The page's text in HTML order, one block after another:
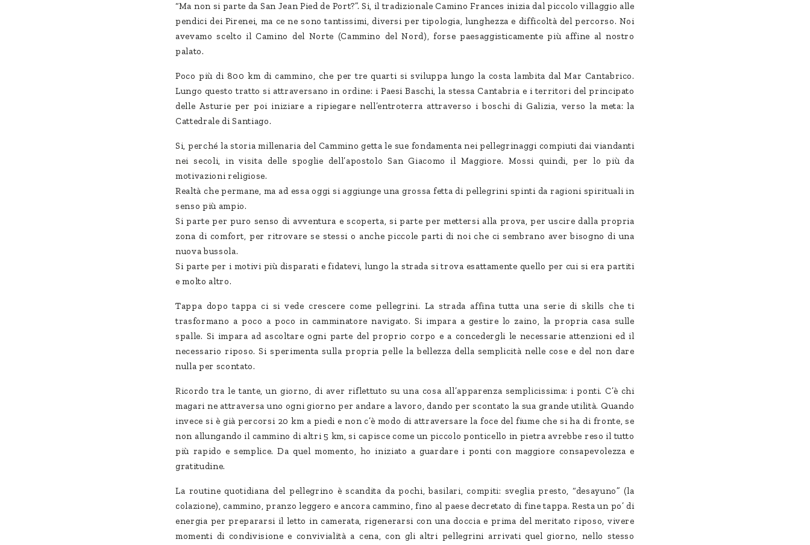
“Ma non si parte da San Jean Pied de Port?”. Si, il tradizionale Camino Frances inizia dal piccolo villaggio alle
pendici dei Pirenei, ma ce ne sono tantissimi, diversi per tipologia, lunghezza e difficoltà del percorso. Noi
avevamo scelto il Camino del Norte (Cammino del Nord), forse paesaggisticamente più affine al nostro
palato.
Poco più di 800 km di cammino, che per tre quarti si sviluppa lungo la costa lambita dal Mar Cantabrico.
Lungo questo tratto si attraversano in ordine: i Paesi Baschi, la stessa Cantabria e i territori del principato
delle Asturie per poi iniziare a ripiegare nell’entroterra attraverso i boschi di Galizia, verso la meta: la
Cattedrale di Santiago.
Si, perché la storia millenaria del Cammino getta le sue fondamenta nei pellegrinaggi compiuti dai viandanti
nei secoli, in visita delle spoglie dell’apostolo San Giacomo il Maggiore. Mossi quindi, per lo più da
motivazioni religiose.
Realtà che permane, ma ad essa oggi si aggiunge una grossa fetta di pellegrini spinti da ragioni spirituali in
senso più ampio.
Si parte per puro senso di avventura e scoperta, si parte per mettersi alla prova, per uscire dalla propria
zona di comfort, per ritrovare se stessi o anche piccole parti di noi che ci sembrano aver bisogno di una
nuova bussola.
Si parte per i motivi più disparati e fidatevi, lungo la strada si trova esattamente quello per cui si era partiti
e molto altro.
Tappa dopo tappa ci si vede crescere come pellegrini. La strada affina tutta una serie di skills che ti
trasformano a poco a poco in camminatore navigato. Si impara a gestire lo zaino, la propria casa sulle
spalle. Si impara ad ascoltare ogni parte del proprio corpo e a concedergli le necessarie attenzioni ed il
necessario riposo. Si sperimenta sulla propria pelle la bellezza della semplicità nelle cose e del non dare
nulla per scontato.
Ricordo tra le tante, un giorno, di aver riflettuto su una cosa all’apparenza semplicissima: i ponti. C’è chi
magari ne attraversa uno ogni giorno per andare a lavoro, dando per scontato la sua grande utilità. Quando
invece si è già percorsi 20 km a piedi e non c’è modo di attraversare la foce del fiume che si ha di fronte, se
non allungando il cammino di altri 5 km, si capisce come un piccolo ponticello in pietra avrebbe reso il tutto
più rapido e semplice. Da quel momento, ho iniziato a guardare i ponti con maggiore consapevolezza e
gratitudine.
La routine quotidiana del pellegrino è scandita da pochi, basilari, compiti: sveglia presto, “desayuno” (la
colazione), cammino, pranzo leggero e ancora cammino, fino al paese decretato di fine tappa. Resta un po’ di
energia per prepararsi il letto in camerata, rigenerarsi con una doccia e prima del meritato riposo, vivere
momenti di condivisione e convivialità a cena, con gli altri pellegrini arrivati quel giorno, nello stesso